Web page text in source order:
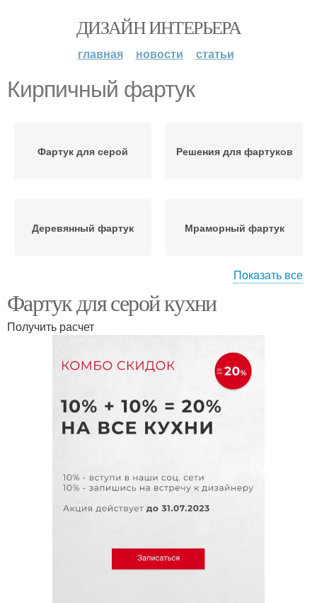
ДИЗАЙН ИНТЕРЬЕРА
главная новости статьи
Кирпичный фартук
Фартук для серой Решения для фартуков
Деревянный фартук Мраморный фартук
Фартук из плитки Фартук для тёмно серой
Фартук для кухни
Показать все
Фартук для серой кухни
Получить расчет